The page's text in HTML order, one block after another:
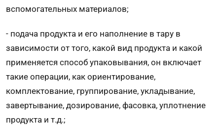
вспомогательных материалов;
- подача продукта и его наполнение в тару в
зависимости от того, какой вид продукта и какой
применяется способ упаковывания, он включает
такие операции, как ориентирование,
комплектование, группирование, укладывание,
завертывание, дозирование, фасовка, уплотнение
продукта и т.д.;